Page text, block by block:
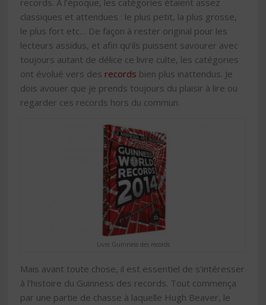
classiques et attendues : le plus petit, la plus grosse,
le plus fort etc… De façon à rester original pour les
lecteurs assidus, et afin qu’ils puissent savourer avec
toujours autant de délice ce livre culte, les catégories
ont évolué vers des records bien plus inattendus. Je
dois avouer que je prends toujours du plaisir à lire ou
regarder ces records hors du commun.
Livre Guinness des records
Mais avant toute chose, il est essentiel de s’intéresser
à l’histoire du Guinness des records. Tout commença
par une partie de chasse à laquelle Hugh Beaver, le